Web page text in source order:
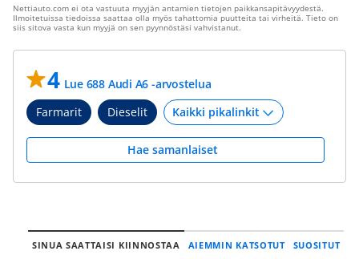
Nettiauto.com ei ota vastuuta myyjän antamien tietojen paikkansapitävyydestä.
Ilmoitetuissa tiedoissa saattaa olla myös tahattomia puutteita tai virheitä. Tieto on
siis sitova vasta kun myyjä on sen pyynnöstäsi vahvistanut.
4 Lue 688 Audi A6 -arvostelua
Farmarit
Dieselit
Hae samanlaiset
SINUA SAATTAISI KIINNOSTAA AIEMMIN KATSOTUT SUOSITUT